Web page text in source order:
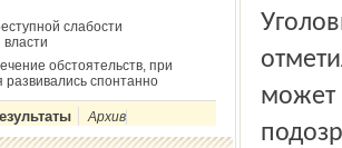
слабости
власти
обстоятельств, при
развивались спонтанно
Архив
Уголовное дело возбуждено по факту кражи, но как
может